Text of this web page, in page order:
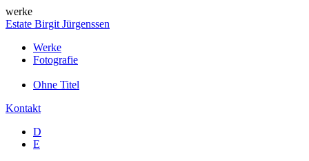
werke
Estate Birgit Jürgenssen
Werke
Fotografie
Ohne Titel
Kontakt
D
E